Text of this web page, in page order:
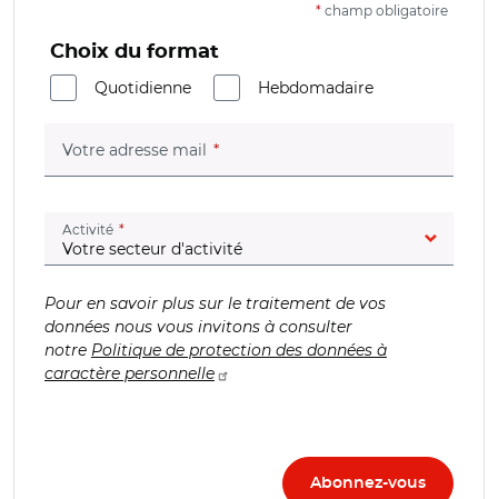
* champ obligatoire
Choix du format
Quotidienne
Hebdomadaire
Votre adresse mail (champ obligatoire)
Activité (champ obligatoire)
Pour en savoir plus sur le traitement de vos
données nous vous invitons à consulter
notre Politique de protection des données à
caractère personnelle